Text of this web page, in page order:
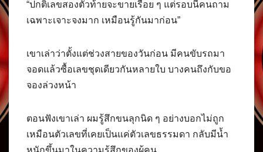
“ปกติเลขสองตัวท้ายจะขายเรื่อย ๆ แต่รอบนี้คนถาม
เฉพาะเจาะจงมาก เหมือนรู้กันมาก่อน”
เขาเล่าว่าตั้งแต่ช่วงสายของวันก่อน มีคนขับรถมา
จอดแล้วซื้อเลขชุดเดียวกันหลายใบ บางคนถึงกับขอ
จองล่วงหน้า
ตอนฟังเขาเล่า ผมรู้สึกขนลุกนิด ๆ อย่างบอกไม่ถูก
เหมือนตัวเลขที่เคยเป็นแค่ตัวเลขธรรมดา กลับมีน้ำ
หนักขึ้นมาในความรู้สึกของผู้คน